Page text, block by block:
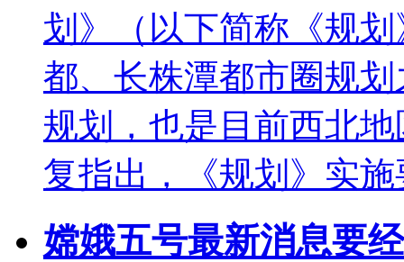
划》（以下简称《规
都、长株潭都市圈规
规划，也是目前西北
复指出，《规划》实
嫦娥五号最新消息要